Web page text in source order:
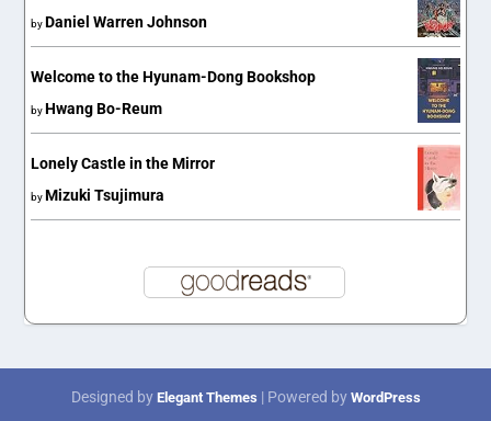
by Daniel Warren Johnson
Welcome to the Hyunam-Dong Bookshop
by Hwang Bo-Reum
Lonely Castle in the Mirror
by Mizuki Tsujimura
Designed by Elegant Themes | Powered by WordPress